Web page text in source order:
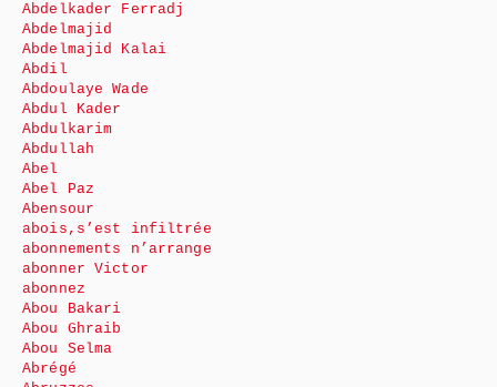
Abdelkader Ferradj
Abdelmajid
Abdelmajid Kalai
Abdil
Abdoulaye Wade
Abdul Kader
Abdulkarim
Abdullah
Abel
Abel Paz
Abensour
abois,s’est infiltrée
abonnements n’arrange
abonner Victor
abonnez
Abou Bakari
Abou Ghraib
Abou Selma
Abrégé